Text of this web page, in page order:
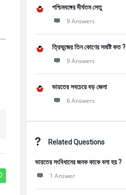
পশ্চিমবঙ্গের দীর্ঘতম সেতু
9 Answers
ত্রিভুজের তিন কোণের সমষ্টি কত ?
9 Answers
ভারতের সবচেয়ে বড় জেলা
6 Answers
Related Questions
ভারতের সংবিধানের জনক কাকে বলা হয় ?
1 Answer